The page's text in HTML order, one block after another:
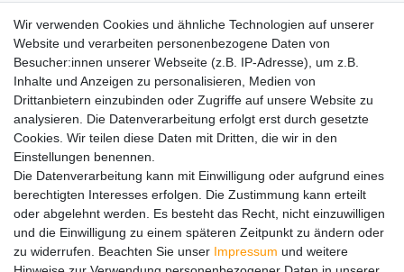
Top Themen
Adventskalender
Service
Versandinfos
FAQ
Ersatzteile
Registrieren
Wir versenden mit
Wir verwenden Cookies und ähnliche Technologien auf unserer
Website und verarbeiten personenbezogene Daten von
Besucher:innen unserer Webseite (z.B. IP-Adresse), um z.B.
Inhalte und Anzeigen zu personalisieren, Medien von
Drittanbietern einzubinden oder Zugriffe auf unsere Website zu
analysieren. Die Datenverarbeitung erfolgt erst durch gesetzte
Cookies. Wir teilen diese Daten mit Dritten, die wir in den
Einstellungen benennen.
Die Datenverarbeitung kann mit Einwilligung oder aufgrund eines
berechtigten Interesses erfolgen. Die Zustimmung kann erteilt
oder abgelehnt werden. Es besteht das Recht, nicht einzuwilligen
und die Einwilligung zu einem späteren Zeitpunkt zu ändern oder
zu widerrufen. Beachten Sie unser Impressum und weitere